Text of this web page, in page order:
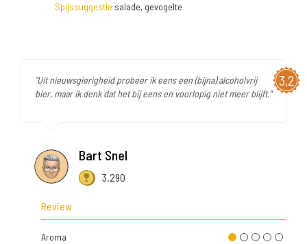
Spijssuggestie salade, gevogelte
3,2
"Uit nieuwsgierigheid probeer ik eens een (bijna) alcoholvrij
bier, maar ik denk dat het bij eens en voorlopig niet meer blijft."
Bart Snel
3.290
Review
Aroma